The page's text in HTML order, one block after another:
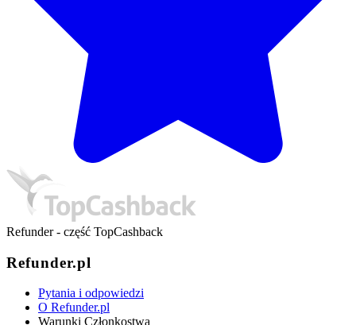
Refunder - część TopCashback
Refunder.pl
Pytania i odpowiedzi
O Refunder.pl
Warunki Członkostwa